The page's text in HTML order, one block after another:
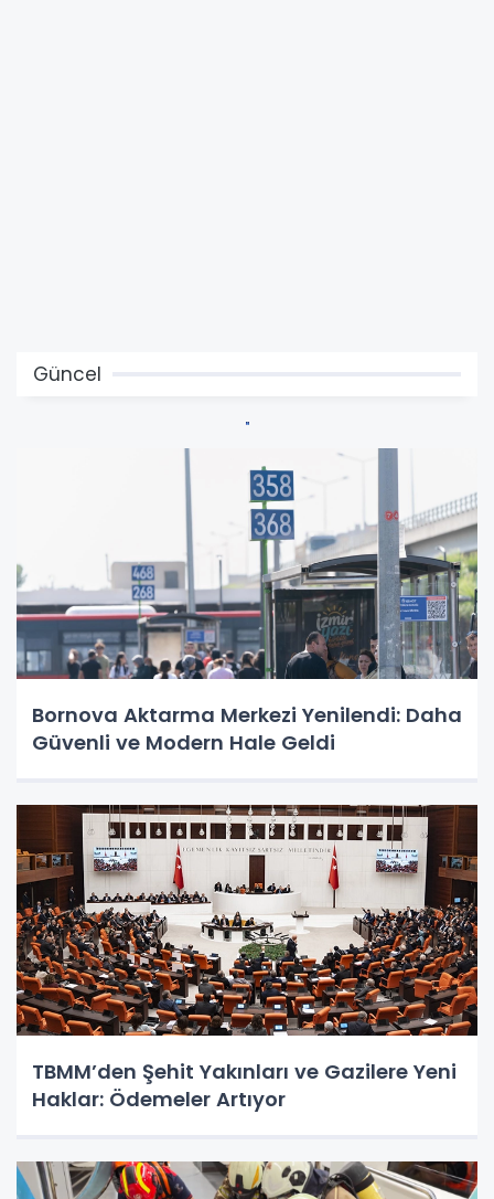
Güncel
Bornova Aktarma Merkezi Yenilendi: Daha
Güvenli ve Modern Hale Geldi
TBMM’den Şehit Yakınları ve Gazilere Yeni
Haklar: Ödemeler Artıyor